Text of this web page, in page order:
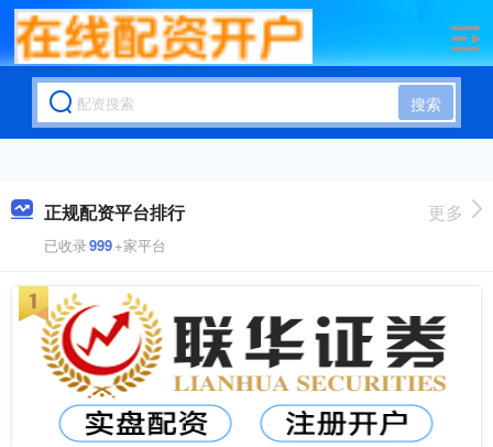
搜索
正规配资平台排行
已收录999+家平台
更多